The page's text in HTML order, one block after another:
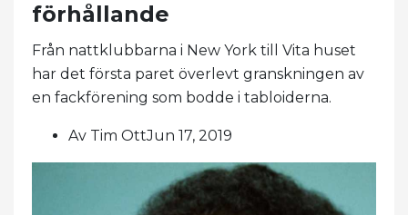
förhållande
Från nattklubbarna i New York till Vita huset
har det första paret överlevt granskningen av
en fackförening som bodde i tabloiderna.
Av Tim OttJun 17, 2019